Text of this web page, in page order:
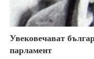
Увековечават
парламент